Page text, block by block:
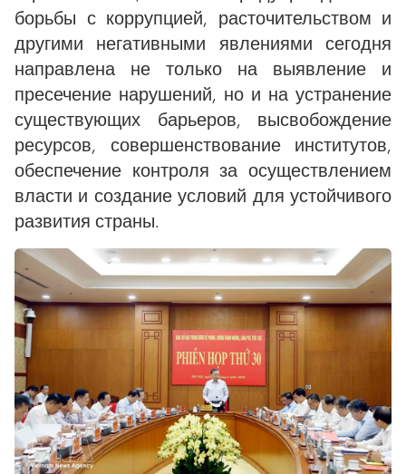
борьбы с коррупцией, расточительством и
другими негативными явлениями сегодня
направлена не только на выявление и
пресечение нарушений, но и на устранение
существующих барьеров, высвобождение
ресурсов, совершенствование институтов,
обеспечение контроля за осуществлением
власти и создание условий для устойчивого
развития страны.